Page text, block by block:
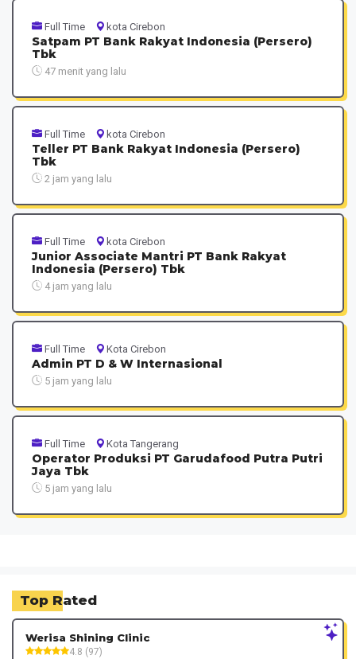
Full Time kota Cirebon
Satpam PT Bank Rakyat Indonesia (Persero)
Tbk
47 menit yang lalu
Full Time kota Cirebon
Teller PT Bank Rakyat Indonesia (Persero)
Tbk
2 jam yang lalu
Full Time kota Cirebon
Junior Associate Mantri PT Bank Rakyat
Indonesia (Persero) Tbk
4 jam yang lalu
Full Time Kota Cirebon
Admin PT D & W Internasional
5 jam yang lalu
Full Time Kota Tangerang
Operator Produksi PT Garudafood Putra Putri
Jaya Tbk
5 jam yang lalu
Top Rated
Werisa Shining Clinic
4.8 (97)